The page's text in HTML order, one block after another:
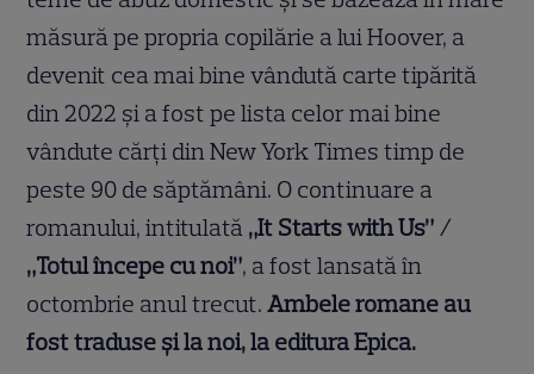
măsură pe propria copilărie a lui Hoover, a
devenit cea mai bine vândută carte tipărită
din 2022 și a fost pe lista celor mai bine
vândute cărți din New York Times timp de
peste 90 de săptămâni. O continuare a
romanului, intitulată „It Starts with Us” /
„Totul începe cu noi”, a fost lansată în
octombrie anul trecut.Ambele romane au
fost traduse și la noi, la editura Epica.